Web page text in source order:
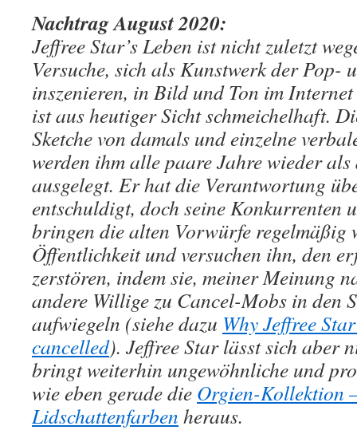
Nachtrag August 2020:
Jeffree Star’s Leben ist nicht zuletzt
Versuche, sich als Kunstwerk der Pop-
inszenieren, in Bild und Ton im
ist aus heutiger Sicht schmeichelhaft.
Sketche von damals und einzelne
werden ihm alle paare Jahre wieder
ausgelegt. Er hat die Verantwortung
entschuldigt, doch seine Konkurrenten
bringen die alten Vorwürfe regelmäßig
Öffentlichkeit und versuchen ihn, den
zerstören, indem sie, meiner Meinung
andere Willige zu Cancel-Mobs in den
aufwiegeln (siehe dazu Why Jeffree
cancelled). Jeffree Star lässt sich aber
bringt weiterhin ungewöhnliche und
wie eben gerade die Orgien-Kollektion
Lidschattenfarben heraus.